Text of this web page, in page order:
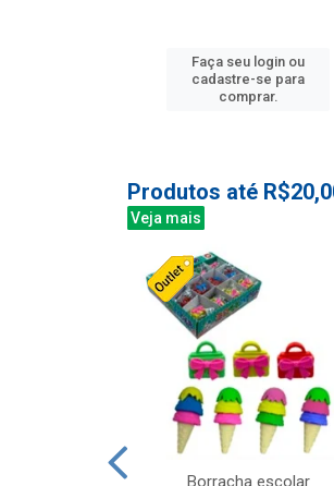
Faça seu login ou
cadastre-se para
comprar.
Produtos até
Veja mais
Borracha escolar